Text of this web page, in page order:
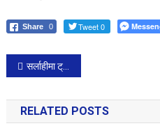
Share 0 Tweet 0
Post
navigation
सर्लाहीमा ट्राफिक प्रहरीमाथि छुरा प्रहार
RELATED POSTS